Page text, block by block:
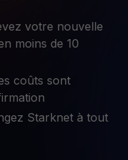
votre nouvelle
moins de 10
coûts sont
Starknet à tout